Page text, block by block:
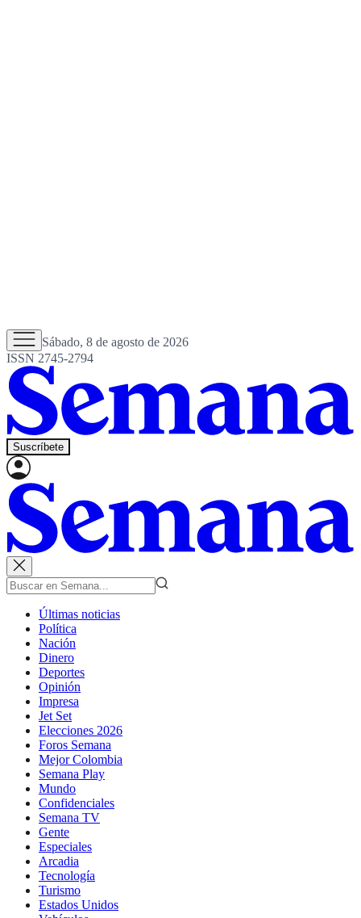
Sábado, 8 de agosto de 2026
ISSN 2745-2794
Suscríbete
Últimas noticias
Política
Nación
Dinero
Deportes
Opinión
Impresa
Jet Set
Elecciones 2026
Foros Semana
Mejor Colombia
Semana Play
Mundo
Confidenciales
Semana TV
Gente
Especiales
Arcadia
Tecnología
Turismo
Estados Unidos